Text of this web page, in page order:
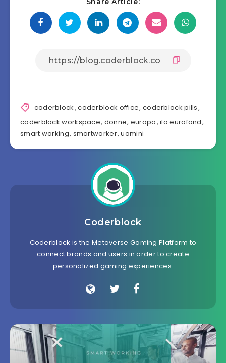
coderblock,coderblock office, coderblock pills,
coderblock workspace, donne, europa,ilo eurofond,
smart working, smartworker,uomini
Coderblock
Coderblock is the Metaverse Gaming Platform to
connect brands and users in order to create
personalized gaming experiences.